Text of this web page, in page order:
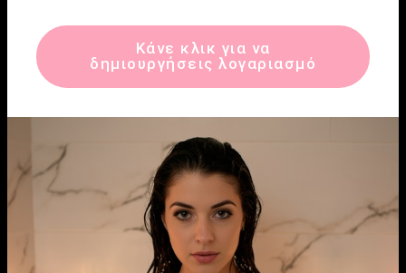
Κάνε κλικ για να
δημιουργήσεις λογαριασμό